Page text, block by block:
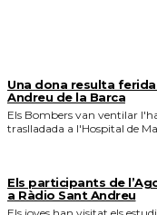
Una dona resulta ferida
Andreu de la Barca
Els Bombers van ventilar
traslladada a l'Hospital de
Els participants de
a Ràdio Sant Andreu